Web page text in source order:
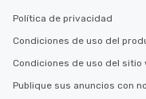
Política de privacidad
Condiciones de uso del
Condiciones de uso del sitio
Publique sus anuncios con